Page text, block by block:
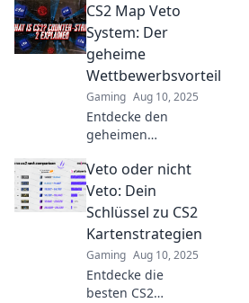
CS2 und erfahre,
wie du garantiert
gewinnst!
Verpasse nicht
diese Insider-
Tipps!
CS2 Map Veto
System: Der
geheime
Wettbewerbsvorteil
Gaming Aug 10, 2025
Entdecke den
geheimen
des CS2 Map Veto
Systems und hebe
dein Spiel auf das
nächste Level!
Veto oder nicht
Veto: Dein
Schlüssel zu CS2
Kartenstrategien
Gaming Aug 10, 2025
Entdecke die
besten CS2